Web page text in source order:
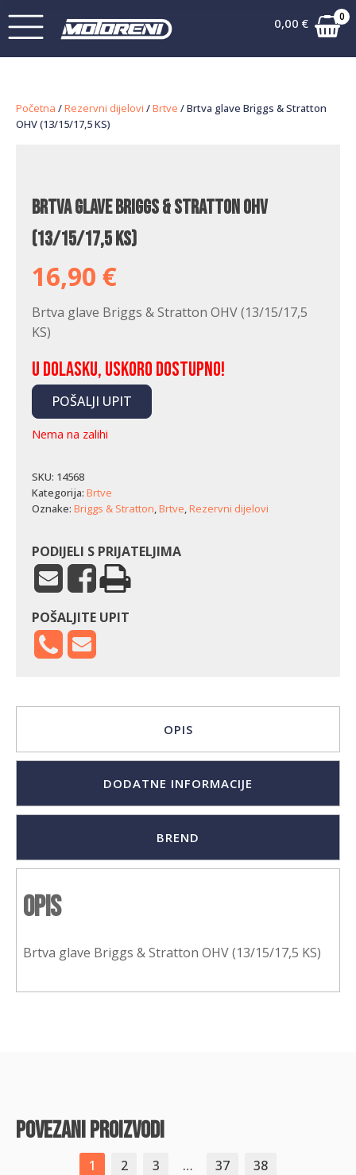
0,00 € 0
Početna /Rezervni dijelovi /Brtve / Brtva glave Briggs & Stratton
OHV (13/15/17,5 KS)
Brtva glave Briggs & Stratton OHV
(13/15/17,5 KS)
16,90 €
Brtva glave Briggs & Stratton OHV (13/15/17,5
KS)
U dolasku, uskoro dostupno!
POŠALJI UPIT
Nema na zalihi
SKU: 14568
Kategorija: Brtve
Oznake: Briggs & Stratton,Brtve,Rezervni dijelovi
PODIJELI S PRIJATELJIMA
POŠALJITE UPIT
OPIS
DODATNE INFORMACIJE
BREND
Opis
Brtva glave Briggs & Stratton OHV (13/15/17,5 KS)
povezani proizvodi
1 2 3 … 37
38